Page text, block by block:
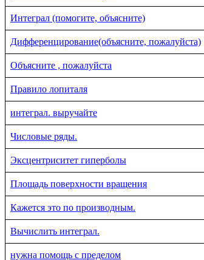
Интеграл (помогите, объясните)
Дифференцирование(объясните, пожалуйста)
Объясните , пожалуйста
Правило лопиталя
интеграл. выручайте
Числовые ряды.
Эксцентриситет гиперболы
Площадь поверхности вращения
Кажется это по производным.
Вычислить интеграл.
нужна помощь с пределом